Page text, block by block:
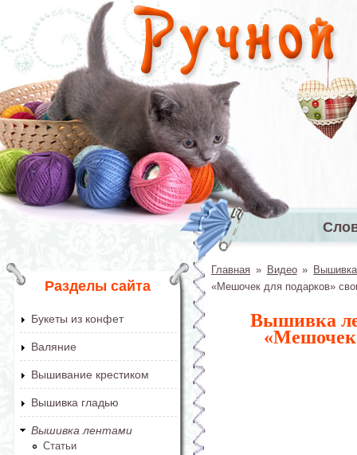
Перейти к основному содержанию
Главное
Разделы сайта
Букеты из конфет
Валяние
Вышивание крестиком
Вышивка гладью
Вышивка лентами
Статьи
Вы здесь
Главная » Видео »
«Мешочек для подарков»
Вышивка
«Мешочек